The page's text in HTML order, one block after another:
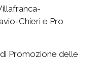
Chieri e Pro
Promozione delle